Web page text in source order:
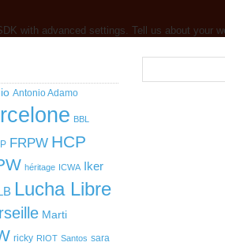
with advanced settings. Tell us about your
Antonio Adamo
BBL
FRPW HCP
héritage ICWA Iker
Lucha Libre
Marti
ricky RIOT Santos sara